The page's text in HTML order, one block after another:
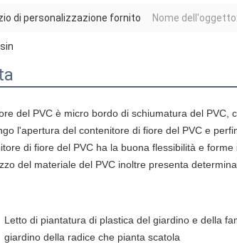
di personalizzazione fornito Nome dell'oggetto:
del PVC è micro bordo di schiumatura del PVC,
l'apertura del contenitore di fiore del PVC e
di fiore del PVC ha la buona flessibilità e
del materiale del PVC inoltre presenta
Letto di piantatura di plastica del giardino e della
giardino della radice che pianta scatola